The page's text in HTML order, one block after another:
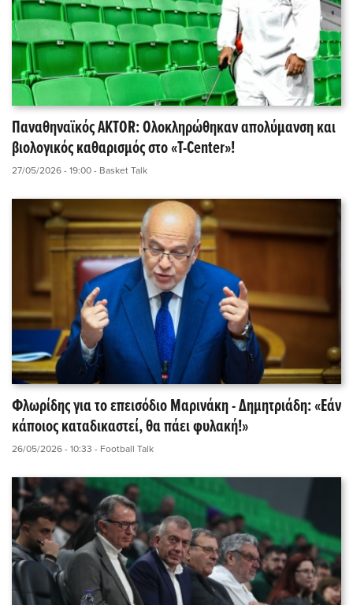
Παναθηναϊκός AKTOR: Ολοκληρώθηκαν απολύμανση και
βιολογικός καθαρισμός στο «T-Center»!
27/05/2026 - 19:00 - Basket Talk
Φλωρίδης για το επεισόδιο Μαρινάκη - Δημητριάδη: «Εάν
κάποιος καταδικαστεί, θα πάει φυλακή!»
26/05/2026 - 10:33 - Football Talk